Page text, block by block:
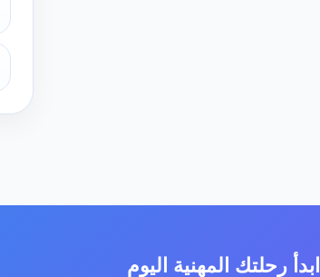
ابدأ رحلتك المهنية اليوم